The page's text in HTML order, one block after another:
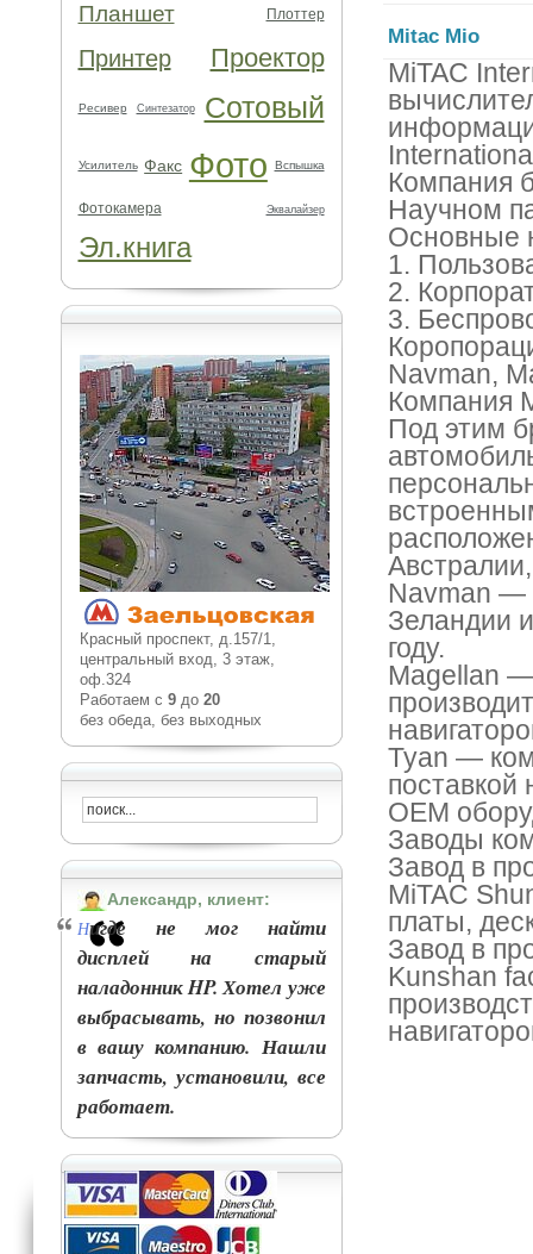
Планшет Плоттер
Принтер Проектор
Ресивер Синтезатор Сотовый
Усилитель Факс Фото Вспышка
Фотокамера Эквалайзер
Эл.книга
Красный проспект, д.157/1,
центральный вход, 3 этаж,
оф.324
Работаем с 9до 20
без обеда, без выходных
Александр, клиент:
Нигде не мог найти
дисплей на старый
наладонник HP. Хотел уже
выбрасывать, но позвонил
в вашу компанию. Нашли
запчасть, установили, все
работает.
Mitac Mio
MiTAC
Компания
Научном
Основные
1.
2.
3.
Navman,
Компания
Под этим
Navman —
Зеландии
году.
Magellan —
Tyan —
поставкой
OEM
Заводы
Завод в
MiTAC
платы,
Завод в
Kunshan